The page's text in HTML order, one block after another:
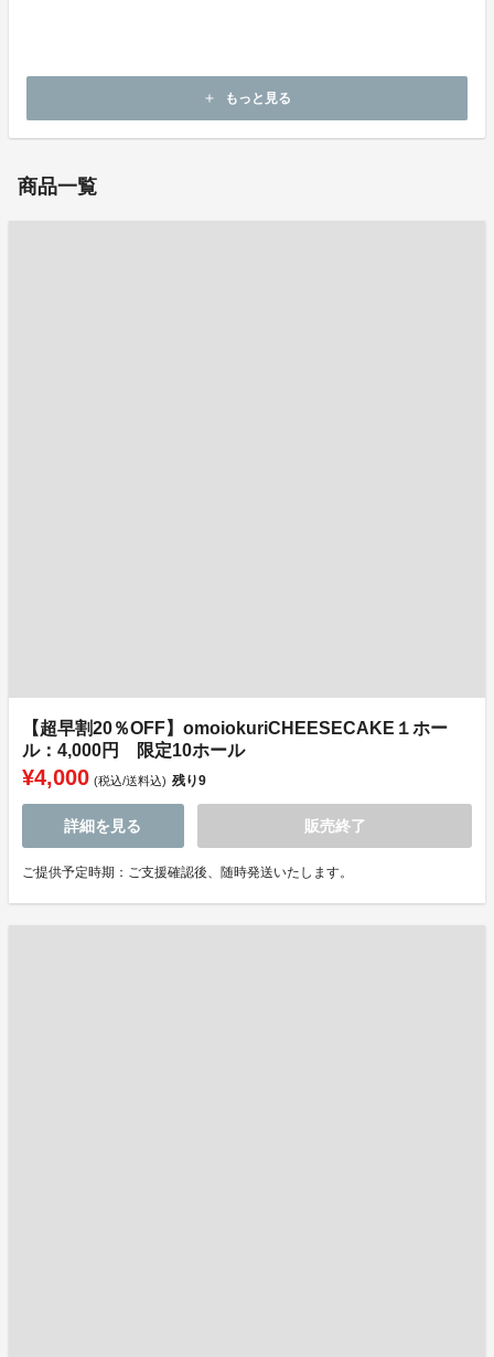
add もっと見る
商品一覧
【超早割20％OFF】omoiokuriCHEESECAKE１ホー
ル：4,000円 限定10ホール
¥4,000 (税込/送料込) 残り9
詳細を見る 販売終了
ご提供予定時期：ご支援確認後、随時発送いたします。